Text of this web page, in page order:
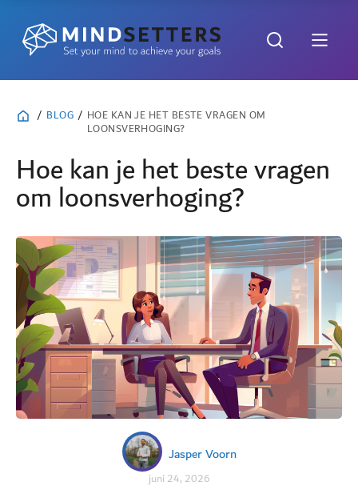
/ BLOG / HOE KAN JE HET BESTE VRAGEN OM
LOONSVERHOGING?
Hoe kan je het beste vragen
om loonsverhoging?
Jasper Voorn
juni 24, 2026